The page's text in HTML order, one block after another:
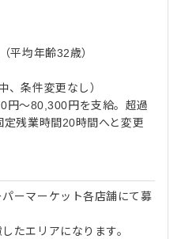
平均年齢32歳）
条件変更なし）
～80,300円を支給。超過
残業時間20時間へと変更
パーマーケット各店舗にて募
たエリアになります。